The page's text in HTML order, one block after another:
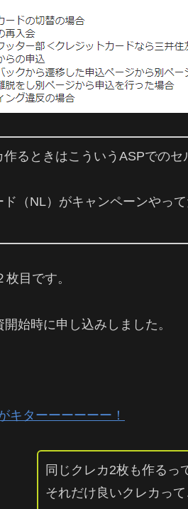
るときはこういうASPでのセ
（NL）がキャンペーンやっ
目です。
始時に申し込みしました。
キターーーーーー！
同じクレカ2枚も作るっ
それだけ良いクレカっ